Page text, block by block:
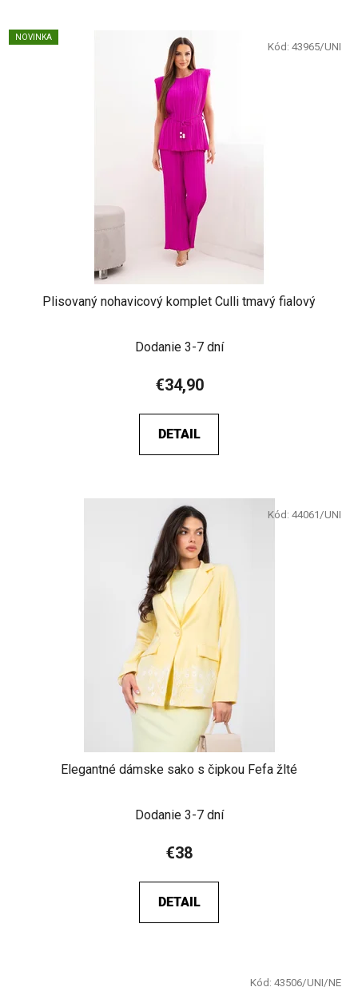
NOVINKA
Plisovaný nohavicový komplet Culli tmavý fialový
Dodanie 3-7 dní
€34,90
DETAIL
Kód: 43965/UNI
Elegantné dámske sako s čipkou Fefa žlté
Dodanie 3-7 dní
€38
DETAIL
Kód: 44061/UNI
Kód: 43506/UNI/NE